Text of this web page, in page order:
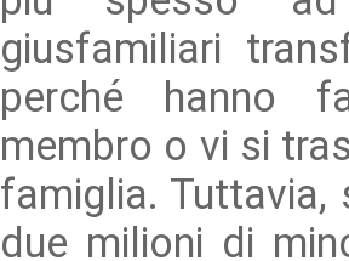
giusfamiliari
perché hanno
membro o vi si
famiglia.
due milioni di